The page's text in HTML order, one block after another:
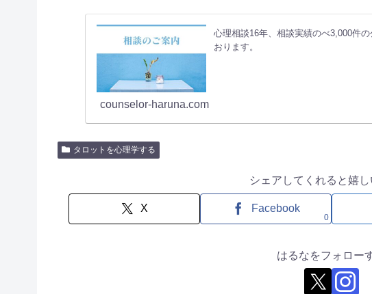
心理相談16年、相談実績のべ3,000件
おります。
counselor-haruna.com
タロットを心理学する
シェアしてくれると嬉し
X Facebook
0
はるなをフォロー